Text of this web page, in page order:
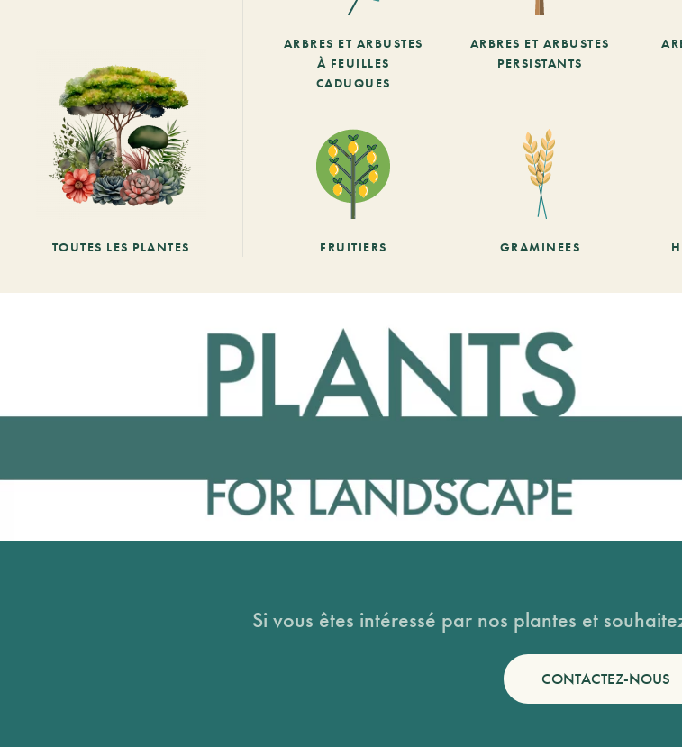
TOUTES LES PLANTES
ARBRES ET ARBUSTES
À FEUILLES
CADUQUES
ARBRES ET ARBUSTES
PERSISTANTS
FRUITIERS GRAMINEES
Si vous êtes intéressé par nos plantes et
CONTACTEZ-NOUS